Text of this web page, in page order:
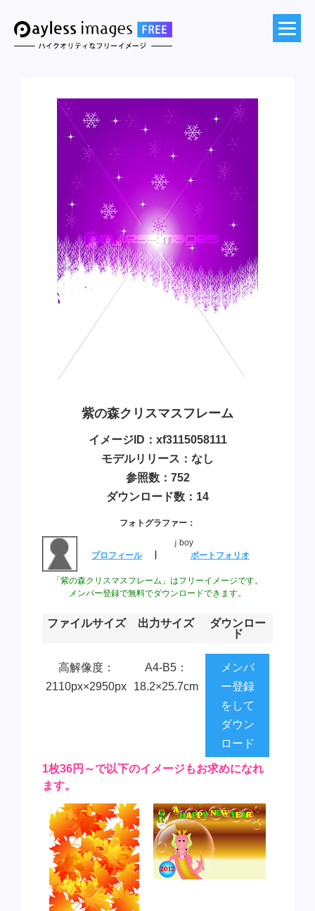
紫の森クリスマスフレーム
イメージID：xf3115058111
モデルリリース：なし
参照数：752
ダウンロード数：14
フォトグラファー：
ｊboy
プロフィール
ポートフォリオ
「紫の森クリスマスフレーム」はフリーイメージです。
メンバー登録で無料でダウンロードできます。
ファイルサイズ 出力サイズ
ダウンロー
ド
高解像度：
2110px×2950px
A4-B5：
18.2×25.7cm
メンバ
ー登録
をして
ダウン
ロード
1枚36円～で以下のイメージもお求めになれ
ます。